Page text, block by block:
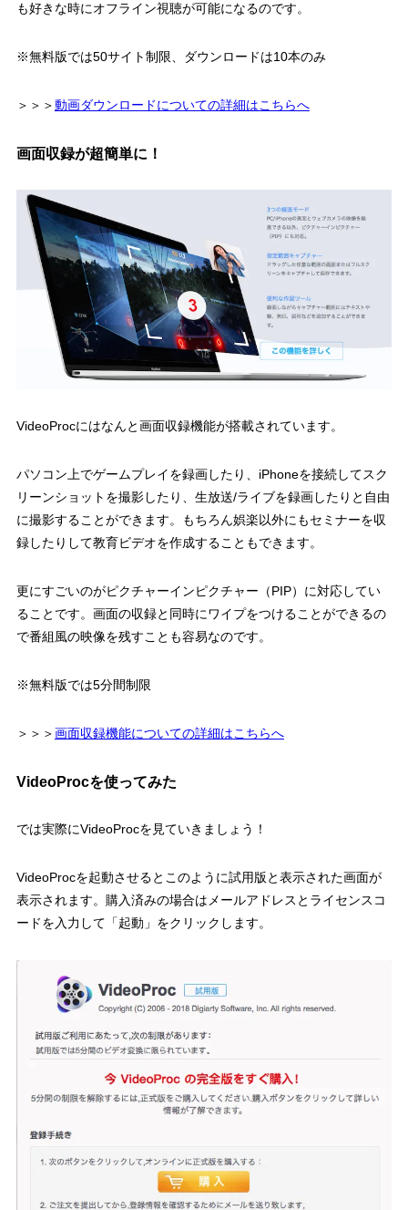
も好きな時にオフライン視聴が可能になるのです。
※無料版では50サイト制限、ダウンロードは10本のみ
＞＞＞動画ダウンロードについての詳細はこちらへ
画面収録が超簡単に！
VideoProcにはなんと画面収録機能が搭載されています。
パソコン上でゲームプレイを録画したり、iPhoneを接続してスク
リーンショットを撮影したり、生放送/ライブを録画したりと自由
に撮影することができます。もちろん娯楽以外にもセミナーを収
録したりして教育ビデオを作成することもできます。
更にすごいのがピクチャーインピクチャー（PIP）に対応してい
ることです。画面の収録と同時にワイプをつけることができるの
で番組風の映像を残すことも容易なのです。
※無料版では5分間制限
＞＞＞画面収録機能についての詳細はこちらへ
VideoProcを使ってみた
では実際にVideoProcを見ていきましょう！
VideoProcを起動させるとこのように試用版と表示された画面が
表示されます。購入済みの場合はメールアドレスとライセンスコ
ードを入力して「起動」をクリックします。